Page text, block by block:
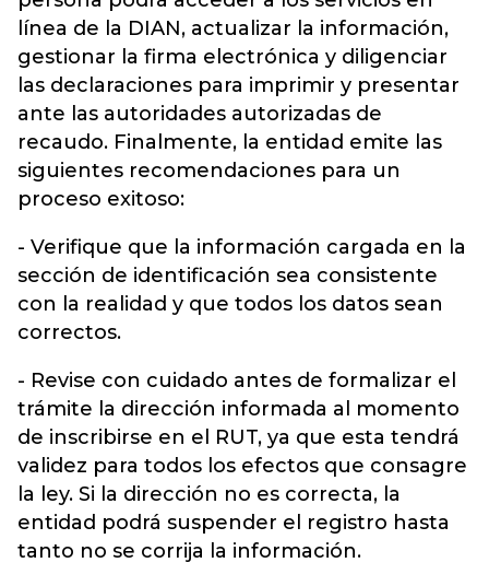
línea de la DIAN, actualizar la información,
gestionar la firma electrónica y diligenciar
las declaraciones para imprimir y presentar
ante las autoridades autorizadas de
recaudo. Finalmente, la entidad emite las
siguientes recomendaciones para un
proceso exitoso:
- Verifique que la información cargada en la
sección de identificación sea consistente
con la realidad y que todos los datos sean
correctos.
- Revise con cuidado antes de formalizar el
trámite la dirección informada al momento
de inscribirse en el RUT, ya que esta tendrá
validez para todos los efectos que consagre
la ley. Si la dirección no es correcta, la
entidad podrá suspender el registro hasta
tanto no se corrija la información.